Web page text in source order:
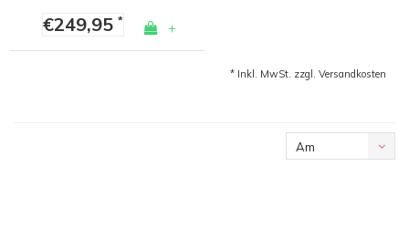
€249,95* +
* Inkl. MwSt. zzgl. Versandkosten
Am